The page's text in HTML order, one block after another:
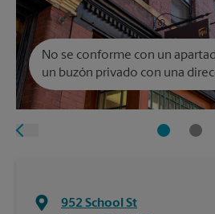
No se conforme con un
un buzón privado con una
952 School St